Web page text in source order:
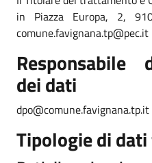
in Piazza Europa, 2,
comune.favignana.tp@pec.it
Responsabile
dei dati
dpo@comune.favignana.tp.it
Tipologie di